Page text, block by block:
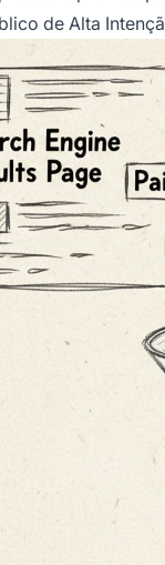
de Alta